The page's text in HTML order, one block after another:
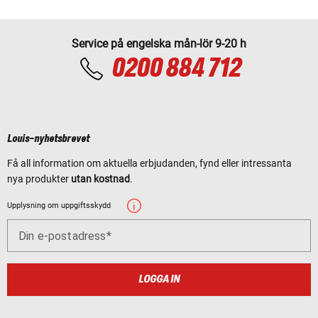
Service på engelska mån-lör 9-20 h
0200 884 712
Louis-nyhetsbrevet
Få all information om aktuella erbjudanden, fynd eller intressanta
nya produkter utan kostnad.
Upplysning om uppgiftsskydd
Din e-postadress
LOGGA IN